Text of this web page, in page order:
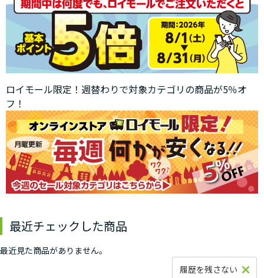
ロイモール限定！週替わりで対象カテゴリの商品が5％オ
フ！
最近チェックした商品
最近見た商品がありません。
履歴を残さない